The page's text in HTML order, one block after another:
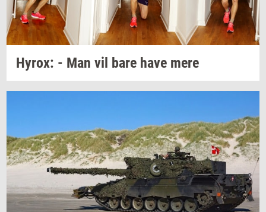
Hyrox: - Man vil bare have mere